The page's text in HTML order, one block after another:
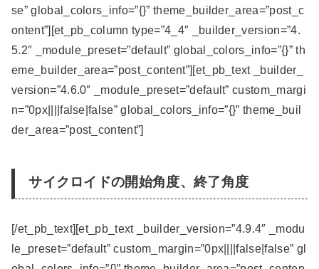
se” global_colors_info=”{}” theme_builder_area=”post_c
ontent”][et_pb_column type=”4_4″ _builder_version=”4.
5.2″ _module_preset=”default” global_colors_info=”{}” th
eme_builder_area=”post_content”][et_pb_text _builder_
version=”4.6.0″ _module_preset=”default” custom_margi
n=”0px||||false|false” global_colors_info=”{}” theme_buil
der_area=”post_content”]
サイクロイドの開始角度、終了角度
[/et_pb_text][et_pb_text _builder_version=”4.9.4″ _modu
le_preset=”default” custom_margin=”0px||||false|false” gl